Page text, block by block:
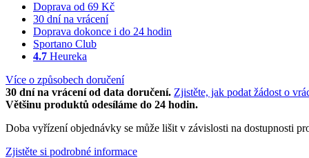
Doprava od 69 Kč
30 dní na vrácení
Doprava dokonce i do 24 hodin
Sportano Club
4.7 Heureka
Více o způsobech doručení
30 dní na vrácení od data doručení. Zjistěte, jak podat žádost o
Většinu produktů odesíláme do 24 hodin.
Doba vyřízení objednávky se může lišit v závislosti na dostupnosti
Zjistěte si podrobné informace